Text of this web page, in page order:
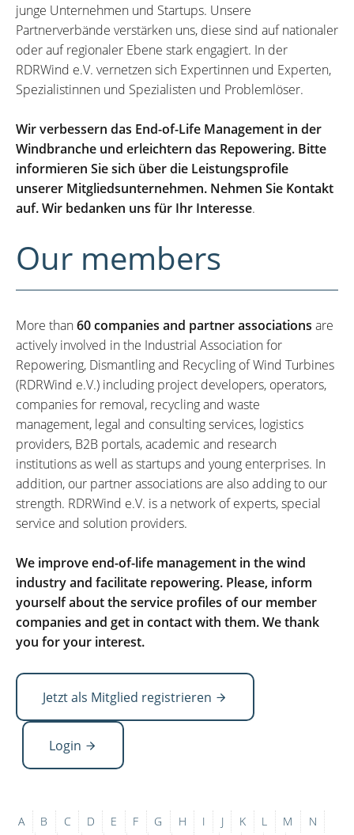
junge Unternehmen und Startups. Unsere
Partnerverbände verstärken uns, diese sind auf nationaler
oder auf regionaler Ebene stark engagiert. In der
RDRWind e.V. vernetzen sich Expertinnen und Experten,
Spezialistinnen und Spezialisten und Problemlöser.
Wir verbessern das End-of-Life Management in der
Windbranche und erleichtern das Repowering. Bitte
informieren Sie sich über die Leistungsprofile
unserer Mitgliedsunternehmen. Nehmen Sie Kontakt
auf. Wir bedanken uns für Ihr Interesse.
Our members
More than60 companies and partner associations are
actively involved in the Industrial Association for
Repowering, Dismantling and Recycling of Wind Turbines
(RDRWind e.V.) including project developers, operators,
companies for removal, recycling and waste
management, legal and consulting services, logistics
providers, B2B portals, academic and research
institutions as well as startups and young enterprises. In
addition, our partner associations are also adding to our
strength. RDRWind e.V. is a network of experts, special
service and solution providers.
We improve end-of-life management in the wind
industry and facilitate repowering. Please, inform
yourself about the service profiles of our member
companies and get in contact with them. We thank
you for your interest.
Jetzt als Mitglied registrieren
Login
A B C D E F G H I J K L M
N